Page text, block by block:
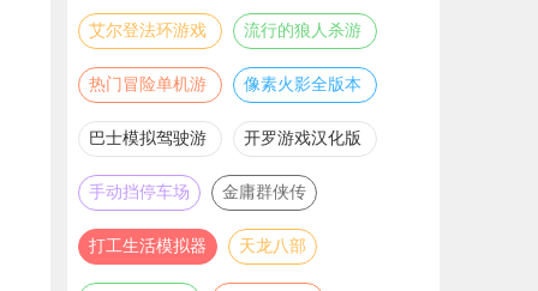
辅助合集
艾尔登法环游戏
辅助合集
流行的狼人杀游
戏合集
热门冒险单机游
戏合集
像素火影全版本
合集
巴士模拟驾驶游
戏合集
开罗游戏汉化版
大全
手动挡停车场
金庸群侠传
打工生活模拟器 天龙八部